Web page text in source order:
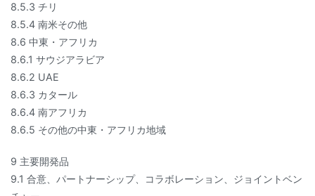
8.5.3 チリ
8.5.4 南米その他
8.6 中東・アフリカ
8.6.1 サウジアラビア
8.6.2 UAE
8.6.3 カタール
8.6.4 南アフリカ
8.6.5 その他の中東・アフリカ地域
9 主要開発品
9.1 合意、パートナーシップ、コラボレーション、ジョイントベン